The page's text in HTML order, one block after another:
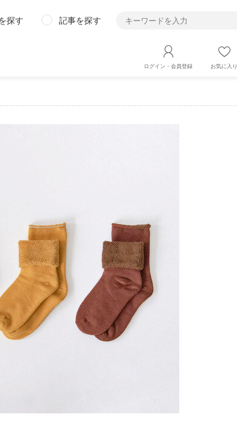
探す 記事を探す
ログイン・会員登録 お気に入り